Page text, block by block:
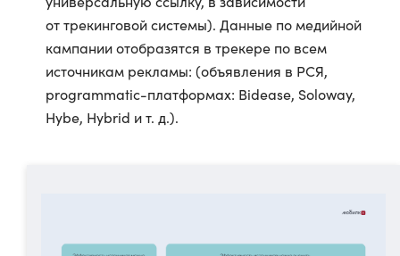
от трекинговой системы). Данные по медийной
кампании отобразятся в трекере по всем
источникам рекламы: (объявления в РСЯ,
programmatic-платформах: Bidease, Soloway,
Hybe, Hybrid и т. д.).